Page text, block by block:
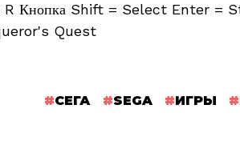
R Кнопка Shift = Select Enter =
Quest
СЕГА SEGA ИГРЫ